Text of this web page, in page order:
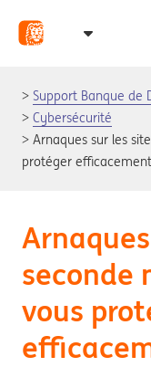
Support Banque de
Cybersécurité
Arnaques sur les
protéger
seconde
vous